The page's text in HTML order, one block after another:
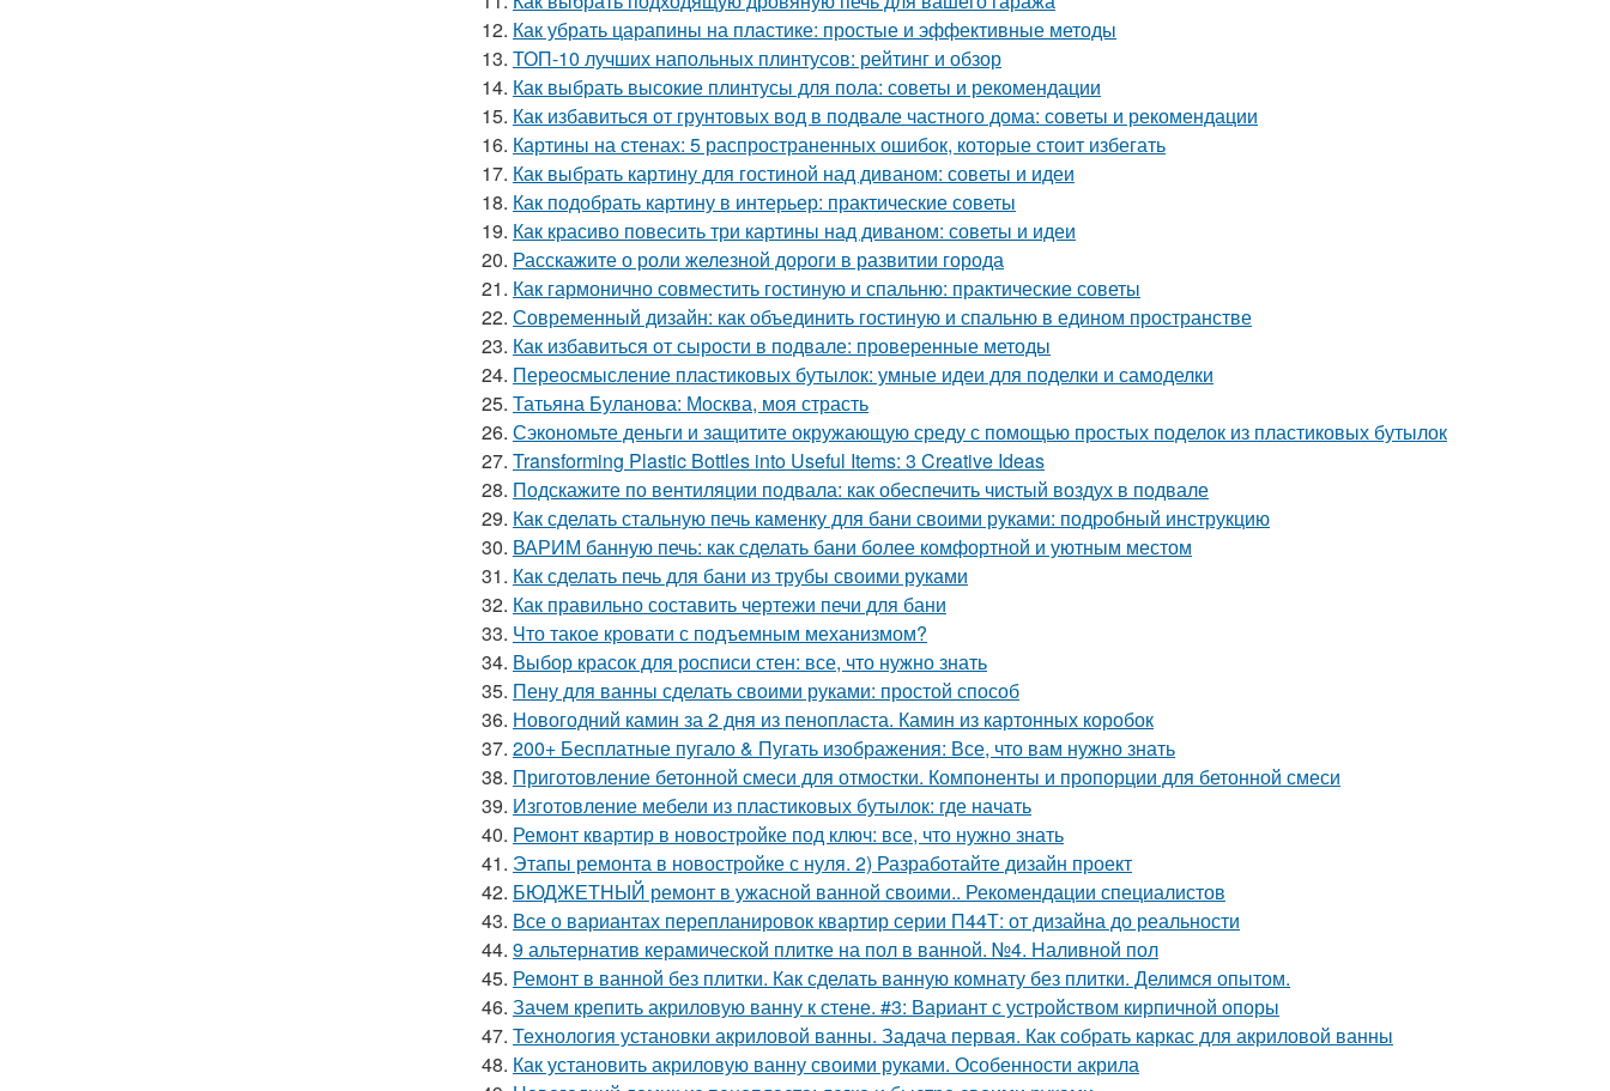
12. Как убрать царапины на пластике: простые и эффективные методы
13. ТОП-10 лучших напольных плинтусов: рейтинг и обзор
14. Как выбрать высокие плинтусы для пола: советы и рекомендации
15. Как избавиться от грунтовых вод в подвале частного дома: советы и рекомендации
16. Картины на стенах: 5 распространенных ошибок, которые стоит избегать
17. Как выбрать картину для гостиной над диваном: советы и идеи
18. Как подобрать картину в интерьер: практические советы
19. Как красиво повесить три картины над диваном: советы и идеи
20. Расскажите о роли железной дороги в развитии города
21. Как гармонично совместить гостиную и спальню: практические советы
22. Современный дизайн: как объединить гостиную и спальню в едином пространстве
23. Как избавиться от сырости в подвале: проверенные методы
24. Переосмысление пластиковых бутылок: умные идеи для поделки и самоделки
25. Татьяна Буланова: Москва, моя страсть
26. Сэкономьте деньги и защитите окружающую среду с помощью простых поделок из пластиковых бутылок
27. Transforming Plastic Bottles into Useful Items: 3 Creative Ideas
28. Подскажите по вентиляции подвала: как обеспечить чистый воздух в подвале
29. Как сделать стальную печь каменку для бани своими руками: подробный инструкцию
30. ВАРИМ банную печь: как сделать бани более комфортной и уютным местом
31. Как сделать печь для бани из трубы своими руками
32. Как правильно составить чертежи печи для бани
33. Что такое кровати с подъемным механизмом?
34. Выбор красок для росписи стен: все, что нужно знать
35. Пену для ванны сделать своими руками: простой способ
36. Новогодний камин за 2 дня из пенопласта. Камин из картонных коробок
37. 200+ Бесплатные пугало & Пугать изображения: Все, что вам нужно знать
38. Приготовление бетонной смеси для отмостки. Компоненты и пропорции для бетонной смеси
39. Изготовление мебели из пластиковых бутылок: где начать
40. Ремонт квартир в новостройке под ключ: все, что нужно знать
41. Этапы ремонта в новостройке с нуля. 2) Разработайте дизайн проект
42. БЮДЖЕТНЫЙ ремонт в ужасной ванной своими.. Рекомендации специалистов
43. Все о вариантах перепланировок квартир серии П44Т: от дизайна до реальности
44. 9 альтернатив керамической плитке на пол в ванной. №4. Наливной пол
45. Ремонт в ванной без плитки. Как сделать ванную комнату без плитки. Делимся опытом.
46. Зачем крепить акриловую ванну к стене. #3: Вариант с устройством кирпичной опоры
47. Технология установки акриловой ванны. Задача первая. Как собрать каркас для акриловой ванны
48. Как установить акриловую ванну своими руками. Особенности акрила